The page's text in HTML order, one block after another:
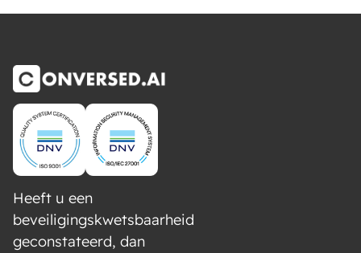
Heeft u een
beveiligingskwetsbaarheid
geconstateerd, dan